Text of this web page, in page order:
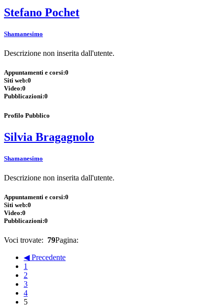
Stefano Pochet
Shamanesimo
Descrizione non inserita dall'utente.
Appuntamenti e corsi:0
Siti web:0
Video:0
Pubblicazioni:0
Profilo Pubblico
Silvia Bragagnolo
Shamanesimo
Descrizione non inserita dall'utente.
Appuntamenti e corsi:0
Siti web:0
Video:0
Pubblicazioni:0
Voci trovate: 79Pagina:
◀ Precedente
1
2
3
4
5